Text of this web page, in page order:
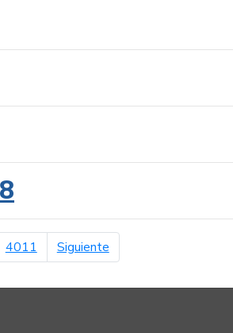
4011 Siguientepágina siguiente